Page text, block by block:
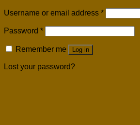
Username or email address *
Password *
Remember me Log in
Lost your password?